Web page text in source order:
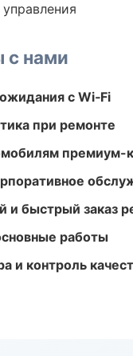
с нами
с Wi‑Fi
при ремонте
премиум-
и быстрый заказ
работы
и контроль